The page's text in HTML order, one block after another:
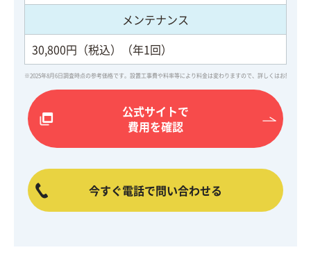
メンテナンス
30,800円（税込）（年1回）
※2025年8月6日調査時点の参考価格です。設置工事費や料率等により料金は変わりますので、詳しくはお問い合
公式サイトで
費用を確認
今すぐ電話で問い合わせる